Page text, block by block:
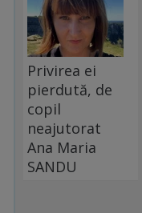
Privirea ei
pierdută, de
copil
neajutorat
Ana Maria
SANDU